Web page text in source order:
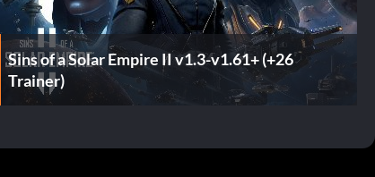
Sins of a Solar Empire II v1.3-v1.61+ (+26
Trainer)